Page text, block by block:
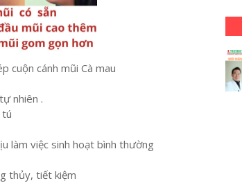
cuộn cánh mũi Cà mau
nhiên .
tú
làm việc sinh hoạt bình thường
thủy, tiết kiệm